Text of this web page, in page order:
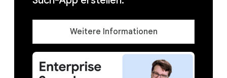
Weitere Informationen